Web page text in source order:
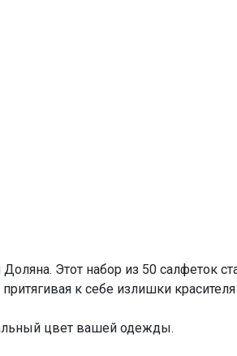
Этот набор из 50
к себе излишки
цвет вашей одежды.